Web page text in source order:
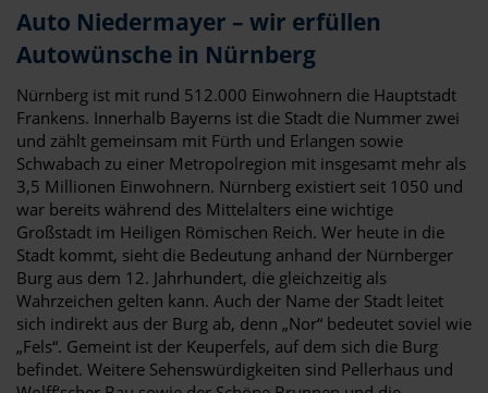
Auto Niedermayer – wir erfüllen
Autowünsche in Nürnberg
Nürnberg ist mit rund 512.000 Einwohnern die Hauptstadt
Frankens. Innerhalb Bayerns ist die Stadt die Nummer zwei
und zählt gemeinsam mit Fürth und Erlangen sowie
Schwabach zu einer Metropolregion mit insgesamt mehr als
3,5 Millionen Einwohnern. Nürnberg existiert seit 1050 und
war bereits während des Mittelalters eine wichtige
Großstadt im Heiligen Römischen Reich. Wer heute in die
Stadt kommt, sieht die Bedeutung anhand der Nürnberger
Burg aus dem 12. Jahrhundert, die gleichzeitig als
Wahrzeichen gelten kann. Auch der Name der Stadt leitet
sich indirekt aus der Burg ab, denn „Nor“ bedeutet soviel wie
„Fels“. Gemeint ist der Keuperfels, auf dem sich die Burg
befindet. Weitere Sehenswürdigkeiten sind Pellerhaus und